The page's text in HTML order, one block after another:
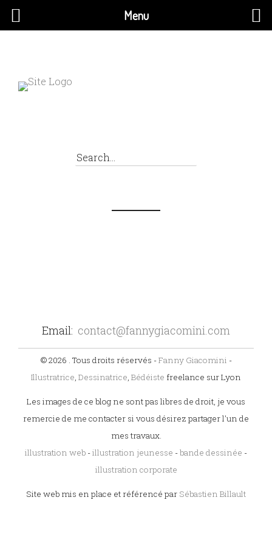
Email: contact@fannygiacomini.com
© 2026 . Tous droits réservés -Fanny Giacomini -
Illustratrice, Dessinatrice, Bédéiste freelance sur Lyon
Les images de ce blog ne sont pas libres de droit, je vous
remercie de me contacter si vous désirez partager l'un de
mes travaux.
illustration web -illustration jeunesse -bande dessinée -
illustration corporate
Site web mis en place et référencé par Sébastien Billault
Menu